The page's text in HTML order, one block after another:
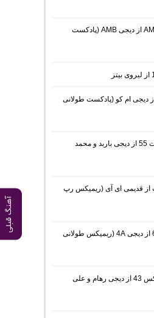
آهنگ قبلی
دانلود ریمیکس AM Beat 16 از دیجی AMB (پادکست
ریمیکس امکو 43 از دیجی ام کو (پادکست طولانی
دانلود ریمیکس تهران فیت 55 از دیجی باربد و محمد
از قدیمی ای آی (ریمیکس رپ
دانلود ریمیکس گمبرون 6 از دیجی 4A (ریمیکس طولانی
دانلود ریمیکس موزیک باکس 43 از دیجی رهام و علی